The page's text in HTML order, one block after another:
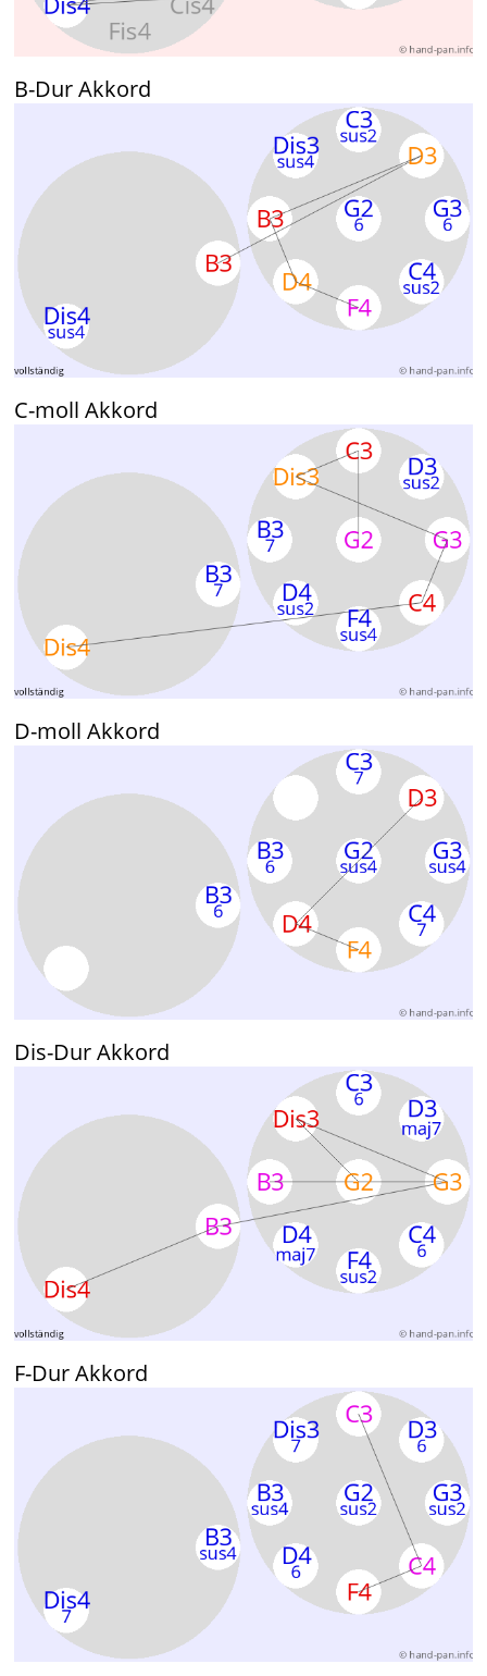
B-Dur Akkord
C-moll Akkord
D-moll Akkord
Dis-Dur Akkord
F-Dur Akkord